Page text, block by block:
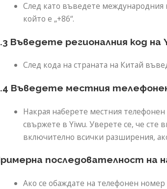
След като въведете международния
който е „+86“.
Въведете регионалния код на
След кода на страната на Китай
Въведете местния
Накрая наберете местния
свържете в Yiwu. Уверете се, че
включително всички разширения,
последователност на
Ако се обаждате на телефонен